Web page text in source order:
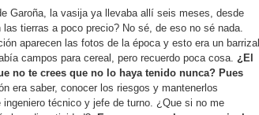
Garoña, la vasija ya llevaba allí seis meses, desde
tierras a poco precio? No sé, de eso no sé nada.
aparecen las fotos de la época y esto era un barrizal
campos para cereal, pero recuerdo poca cosa. ¿El
no te crees que no lo haya tenido nunca? Pues
era saber, conocer los riesgos y mantenerlos
técnico y jefe de turno. ¿Que si no me